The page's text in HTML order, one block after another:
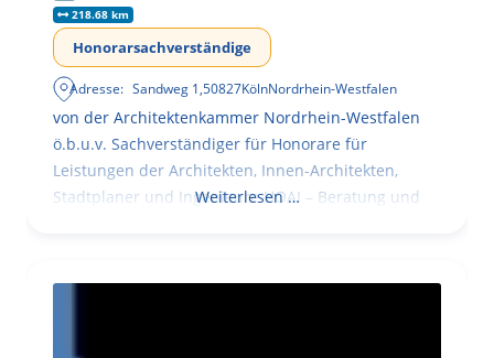
218.68 km
Honorarsachverständige
Adresse: Sandweg 1,50827KölnNordrhein-Westfalen
von der Architektenkammer Nordrhein-Westfalen
ö.b.u.v. Sachverständiger für Honorare für
Leistungen der Architekten, Innen-Architekten,
Stadtplaner und Ingenieure HOAI – Beratung und
Weiterlesen …